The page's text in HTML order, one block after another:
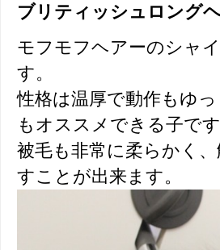
ブリティッシュロングヘ
モフモフヘアーのシャ
す。
性格は温厚で動作もゆ
もオススメできる子です
被毛も非常に柔らかく
すことが出来ます。